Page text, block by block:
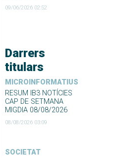
09/06/2026 02:52
Darrers
titulars
MICROINFORMATIUS
RESUM IB3 NOTÍCIES
CAP DE SETMANA
MIGDIA 08/08/2026
08/08/2026 03:09
SOCIETAT